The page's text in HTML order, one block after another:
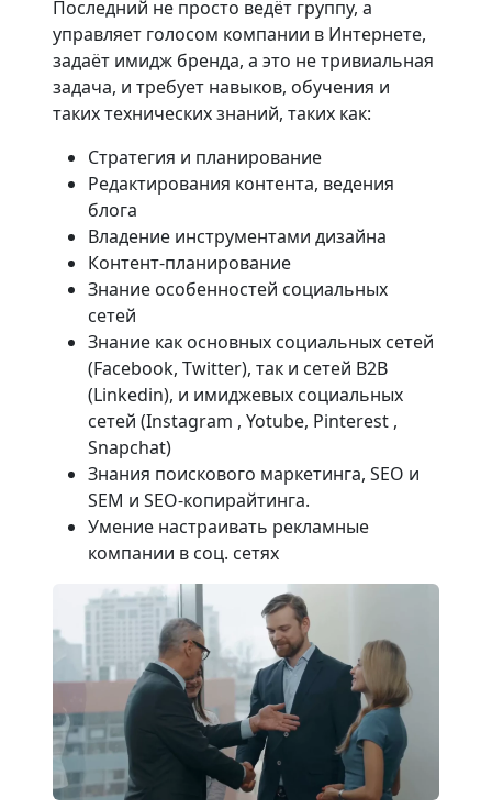
Последний не просто ведёт группу, а
управляет голосом компании в Интернете,
задаёт имидж бренда, а это не тривиальная
задача, и требует навыков, обучения и
таких технических знаний, таких как:
Стратегия и планирование
Редактирования контента, ведения
блога
Владение инструментами дизайна
Контент-планирование
Знание особенностей социальных
сетей
Знание как основных социальных сетей
(Facebook, Twitter), так и сетей B2B
(Linkedin), и имиджевых социальных
сетей (Instagram , Yotube, Pinterest ,
Snapchat)
Знания поискового маркетинга, SEO и
SEM и SEO-копирайтинга.
Умение настраивать рекламные
компании в соц. сетях